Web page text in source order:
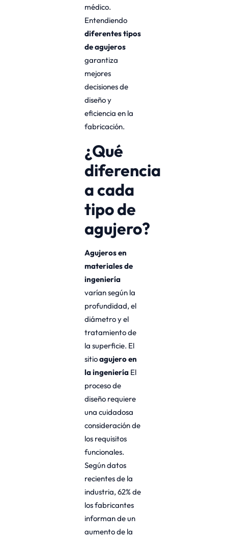
médico.
Entendiendo
diferentes tipos
de agujeros
garantiza
mejores
decisiones de
diseño y
eficiencia en la
fabricación.
¿Qué
diferencia
a cada
tipo de
agujero?
Agujeros en
materiales de
ingeniería
varían según la
profundidad, el
diámetro y el
tratamiento de
la superficie. El
sitioagujero en
la ingeniería El
proceso de
diseño requiere
una cuidadosa
consideración de
los requisitos
funcionales.
Según datos
recientes de la
industria, 62% de
los fabricantes
informan de un
aumento de la